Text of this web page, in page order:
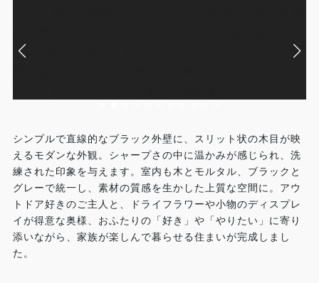
シンプルで直線的なブラック外壁に、スリット状の木目が映
えるモダンな外観。シャープさの中に温かみが感じられ、洗
練された印象を与えます。室内も木とモルタル、ブラックと
グレーで統一し、素材の質感を生かした上質な空間に。アウ
トドア好きのご主人と、ドライフラワーや小物のディスプレ
イが得意な奥様、おふたりの「好き」や「やりたい」に寄り
添いながら、家族が楽しんで暮らせる住まいが完成しまし
た。